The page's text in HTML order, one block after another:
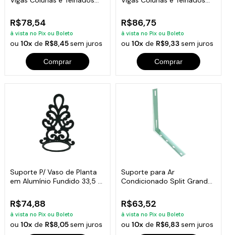
R$78,54
à vista no Pix ou Boleto
ou10x de R$8,45sem juros
Comprar
R$86,75
à vista no Pix ou Boleto
ou 10xde R$9,33 sem juros
Comprar
Suporte P/ Vaso de Planta
em Alumínio Fundido 33,5 X
R$74,88
à vista no Pix ou Boleto
ou10x de R$8,05sem juros
Suporte para Ar
Condicionado Split Grande
R$63,52
à vista no Pix ou Boleto
ou 10xde R$6,83 sem juros